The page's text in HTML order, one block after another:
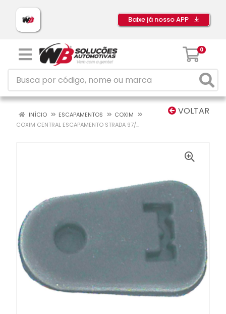
Baixe já nosso APP
0
VOLTAR
INÍCIO ESCAPAMENTOS
COXIM
COXIM CENTRAL ESCAPAMENTO STRADA 97/...